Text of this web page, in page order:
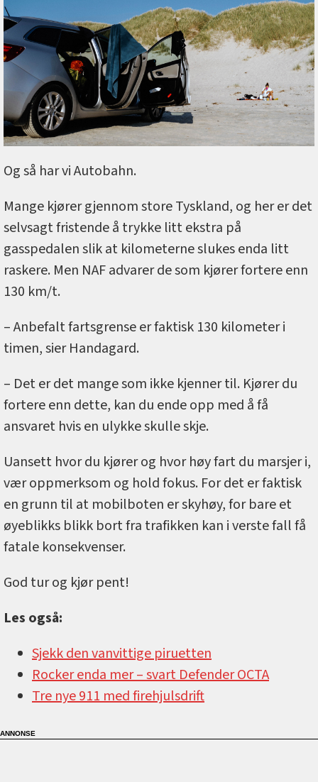
Og så har vi Autobahn.
Mange kjører gjennom store Tyskland, og her er det
selvsagt fristende å trykke litt ekstra på
gasspedalen slik at kilometerne slukes enda litt
raskere. Men NAF advarer de som kjører fortere enn
130 km/t.
– Anbefalt fartsgrense er faktisk 130 kilometer i
timen, sier Handagard.
– Det er det mange som ikke kjenner til. Kjører du
fortere enn dette, kan du ende opp med å få
ansvaret hvis en ulykke skulle skje.
Uansett hvor du kjører og hvor høy fart du marsjer i,
vær oppmerksom og hold fokus. For det er faktisk
en grunn til at mobilboten er skyhøy, for bare et
øyeblikks blikk bort fra trafikken kan i verste fall få
fatale konsekvenser.
God tur og kjør pent!
Les også:
Sjekk den vanvittige piruetten
Rocker enda mer –⁠ svart Defender OCTA
Tre nye 911 med firehjulsdrift